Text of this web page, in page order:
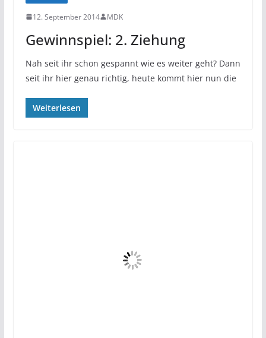
12. September 2014 MDK
Gewinnspiel: 2. Ziehung
Nah seit ihr schon gespannt wie es weiter geht? Dann
seit ihr hier genau richtig, heute kommt hier nun die
Weiterlesen